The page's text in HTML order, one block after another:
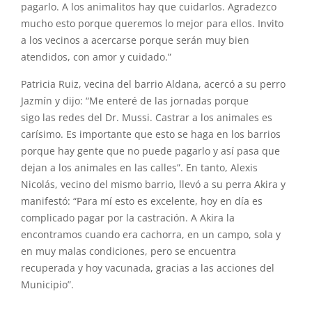
pagarlo. A los animalitos hay que cuidarlos. Agradezco
mucho esto porque queremos lo mejor para ellos. Invito
a los vecinos a acercarse porque serán muy bien
atendidos, con amor y cuidado.”
Patricia Ruiz, vecina del barrio Aldana, acercó a su perro
Jazmín y dijo: “Me enteré de las jornadas porque
sigo las redes del Dr. Mussi. Castrar a los animales es
carísimo. Es importante que esto se haga en los barrios
porque hay gente que no puede pagarlo y así pasa que
dejan a los animales en las calles”. En tanto, Alexis
Nicolás, vecino del mismo barrio, llevó a su perra Akira y
manifestó: “Para mí esto es excelente, hoy en día es
complicado pagar por la castración. A Akira la
encontramos cuando era cachorra, en un campo, sola y
en muy malas condiciones, pero se encuentra
recuperada y hoy vacunada, gracias a las acciones del
Municipio”.